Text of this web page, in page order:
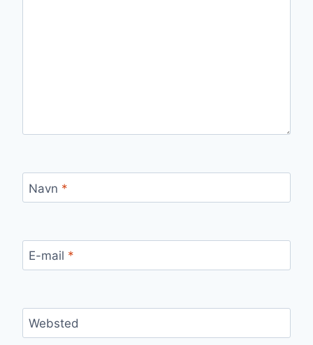
Navn *
E-mail *
Websted